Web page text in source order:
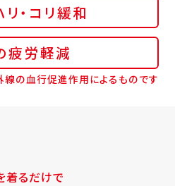
・コリ緩和
疲労軽減
の血行促進作用によるものです
着るだけで